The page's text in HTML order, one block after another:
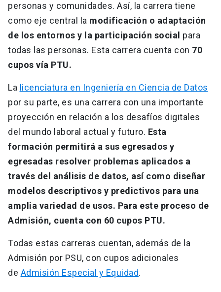
personas y comunidades. Así, la carrera tiene
como eje central la modificación o adaptación
de los entornos y la participación social para
todas las personas. Esta carrera cuenta con 70
cupos vía PTU.
La licenciatura en Ingeniería en Ciencia de Datos
por su parte, es una carrera con una importante
proyección en relación a los desafíos digitales
del mundo laboral actual y futuro. Esta
formación permitirá a sus egresados y
egresadas resolver problemas aplicados a
través del análisis de datos, así como diseñar
modelos descriptivos y predictivos para una
amplia variedad de usos. Para este proceso de
Admisión, cuenta con 60 cupos PTU.
Todas estas carreras cuentan, además de la
Admisión por PSU, con cupos adicionales
de Admisión Especial y Equidad.